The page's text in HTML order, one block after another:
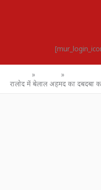
रालोद में बेलाल अहमद का दबदबा